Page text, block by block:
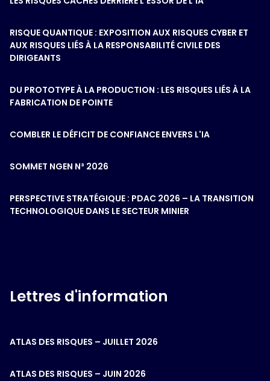
RISQUE QUANTIQUE : EXPOSITION AUX RISQUES CYBER ET
AUX RISQUES LIÉS À LA RESPONSABILITÉ CIVILE DES
DIRIGEANTS
DU PROTOTYPE À LA PRODUCTION : LES RISQUES LIÉS À LA
FABRICATION DE POINTE
COMBLER LE DÉFICIT DE CONFIANCE ENVERS L'IA
SOMMET NGEN N³ 2026
PERSPECTIVE STRATÉGIQUE : PDAC 2026 – LA TRANSITION
TECHNOLOGIQUE DANS LE SECTEUR MINIER
Lettres d'information
ATLAS DES RISQUES – JUILLET 2026
ATLAS DES RISQUES – JUIN 2026